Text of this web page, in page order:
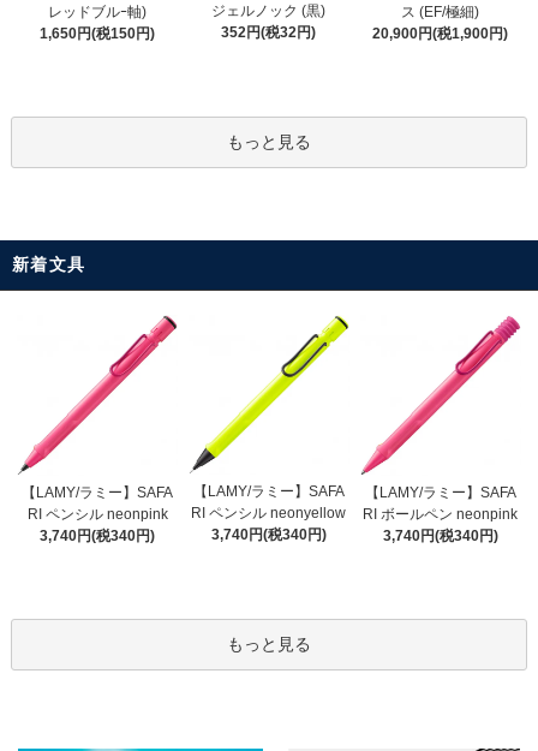
レッドブルｰ軸)
1,650円(税150円)
ジェルノック (黒)
352円(税32円)
ス (EF/極細)
20,900円(税1,900円)
もっと見る
新着文具
【LAMY/ラミー】SAFA
RI ペンシル neonpink
3,740円(税340円)
【LAMY/ラミー】SAFA
RI ペンシル neonyellow
3,740円(税340円)
【LAMY/ラミー】SAFA
RI ボールペン neonpink
3,740円(税340円)
もっと見る